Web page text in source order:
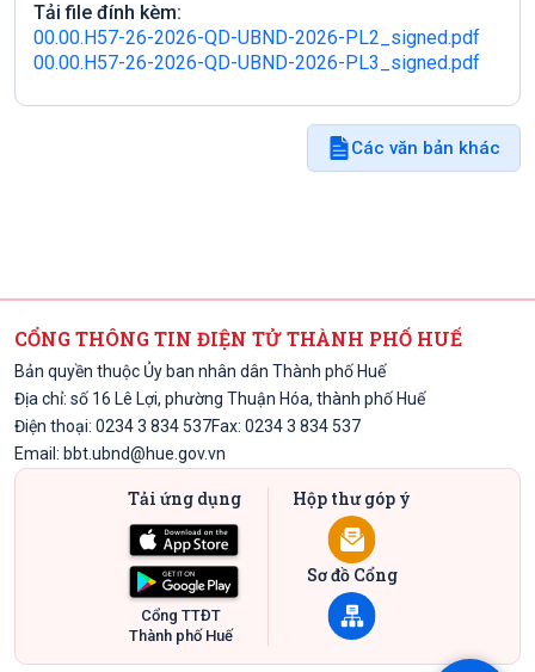
Tải file đính kèm:
00.00.H57-26-2026-QD-UBND-2026-PL2_signed.pdf
00.00.H57-26-2026-QD-UBND-2026-PL3_signed.pdf
Các văn bản khác
CỔNG THÔNG TIN ĐIỆN TỬ THÀNH PHỐ HUẾ
Bản quyền thuộc Ủy ban nhân dân Thành phố Huế
Địa chỉ: số 16 Lê Lợi, phường Thuận Hóa, thành phố Huế
Điện thoại: 0234 3 834 537Fax: 0234 3 834 537
Email: bbt.ubnd@hue.gov.vn
Tải ứng dụng
Cổng TTĐT
Thành phố Huế
Hộp thư góp ý
Sơ đồ Cổng